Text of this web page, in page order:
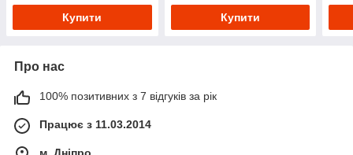
Купити Купити
Про нас
100% позитивних з 7 відгуків за рік
Працює з 11.03.2014